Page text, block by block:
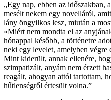
„Egy nap, ebben az időszakban,
mesélt nekem egy novelláról,
lány öngyilkos lesz, miután a
»Miért nem mondta el az
hónappal később, a történetre
neki egy levelet, amelyben
Mint kiderült, annak ellenére,
szimpatizált, anyám nem érzett
reagált, ahogyan attól tartottam,
hűtlenségről értesült volna.”